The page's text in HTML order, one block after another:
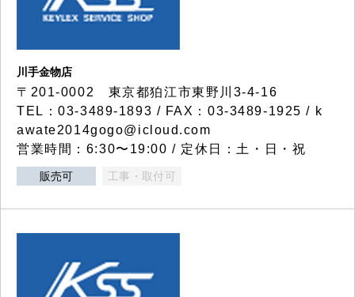
川手金物店
〒201-0002 東京都狛江市東野川3-4-16
TEL：03-3489-1893 / FAX：03-3489-1925 / k
awate2014gogo@icloud.com
営業時間：6:30〜19:00 / 定休日：土・日・祝
販売可 工事・取付可